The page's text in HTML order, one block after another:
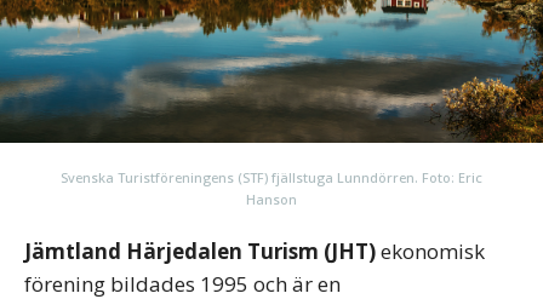
Svenska Turistföreningens (STF) fjällstuga Lunndörren. Foto: Eric
Hanson
Jämtland Härjedalen Turism (JHT)ekonomisk
förening bildades 1995 och är en